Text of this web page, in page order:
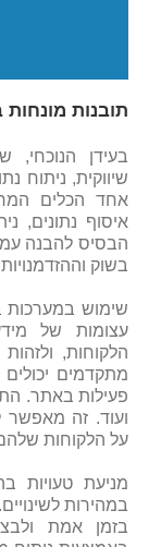
תובנות
בעידן
אחד הכלים
איסוף נתונים,
הבסיס להבנה
בשוק
שימוש במערכות
עצומות של
מתקדמים
פעילות באתר.
ועוד. זה מאפשר
על הלקוחות
מניעת טעויות
במהירות
בזמן אמת